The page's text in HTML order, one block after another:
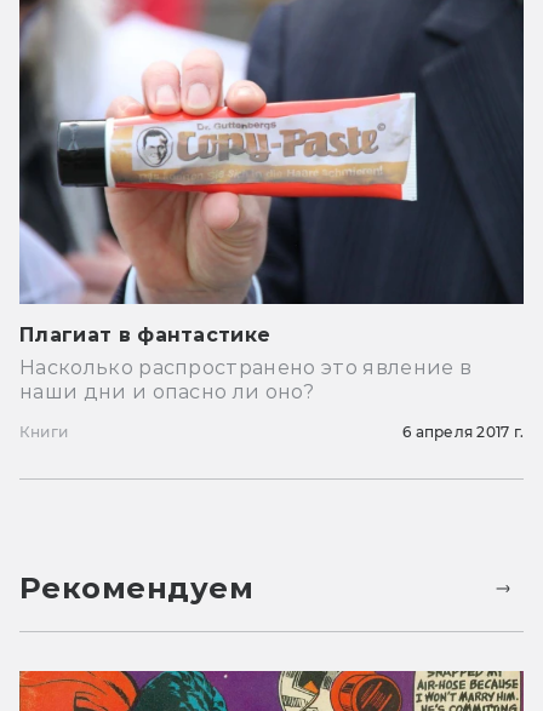
Плагиат в фантастике
Насколько распространено это явление в
наши дни и опасно ли оно?
Книги 6 апреля 2017 г.
Рекомендуем